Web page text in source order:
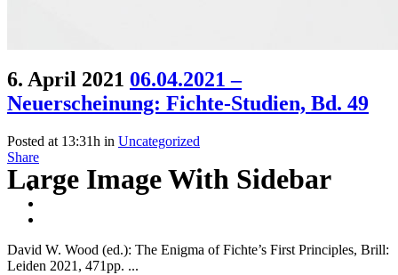
Large Image With Sidebar
6. April 2021 06.04.2021 –
Neuerscheinung: Fichte-Studien, Bd. 49
Posted at 13:31h in Uncategorized
Share
David W. Wood (ed.): The Enigma of Fichte’s First Principles, Brill:
Leiden 2021, 471pp. ...